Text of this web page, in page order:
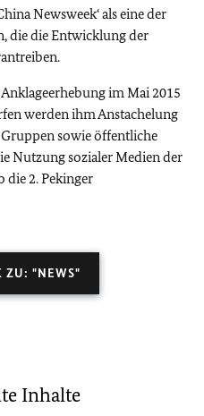
Newsweek‘ als eine der
die die Entwicklung der
im Mai 2015
werden ihm Anstachelung
sowie öffentliche
Nutzung sozialer Medien der
die 2. Pekinger
ZU: "NEWS"
Inhalte